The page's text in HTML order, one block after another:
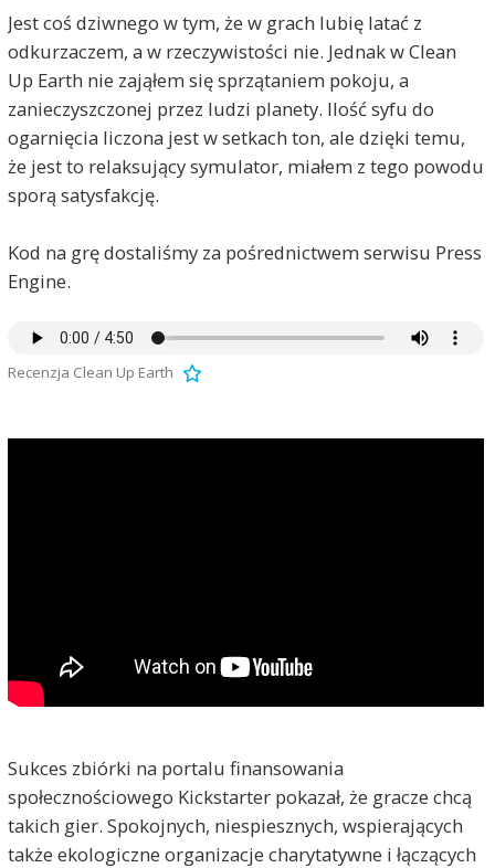
Jest coś dziwnego w tym, że w grach lubię latać z
odkurzaczem, a w rzeczywistości nie. Jednak w Clean
Up Earth nie zająłem się sprzątaniem pokoju, a
zanieczyszczonej przez ludzi planety. Ilość syfu do
ogarnięcia liczona jest w setkach ton, ale dzięki temu,
że jest to relaksujący symulator, miałem z tego powodu
sporą satysfakcję.
Kod na grę dostaliśmy za pośrednictwem serwisu Press
Engine.
Recenzja Clean Up Earth
Sukces zbiórki na portalu finansowania
społecznościowego Kickstarter pokazał, że gracze chcą
takich gier. Spokojnych, niespiesznych, wspierających
także ekologiczne organizacje charytatywne i łączących